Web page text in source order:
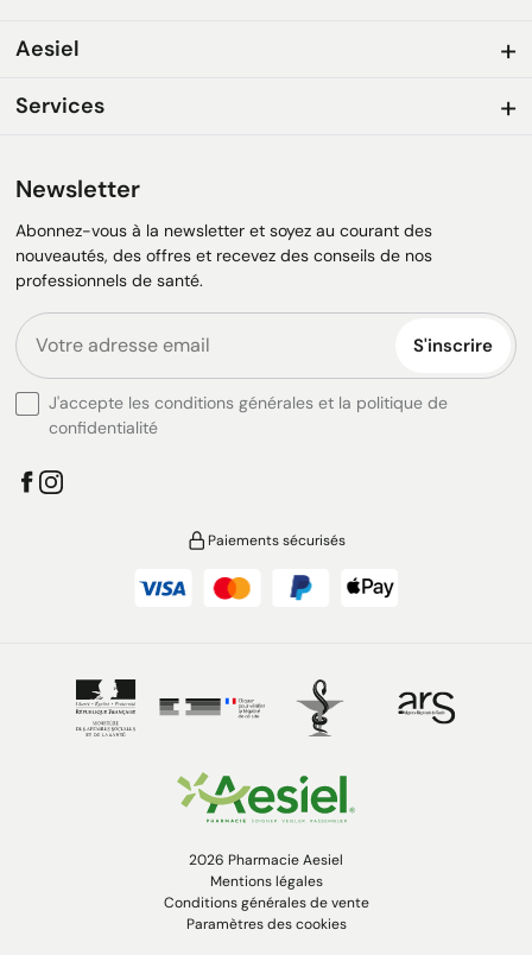
Aesiel
Services
Newsletter
Abonnez-vous à la newsletter et soyez au courant des
nouveautés, des offres et recevez des conseils de nos
professionnels de santé.
S'inscrire
J'accepte les conditions générales et la politique de
confidentialité
Paiements sécurisés
2026 Pharmacie Aesiel
Mentions légales
Conditions générales de vente
Paramètres des cookies